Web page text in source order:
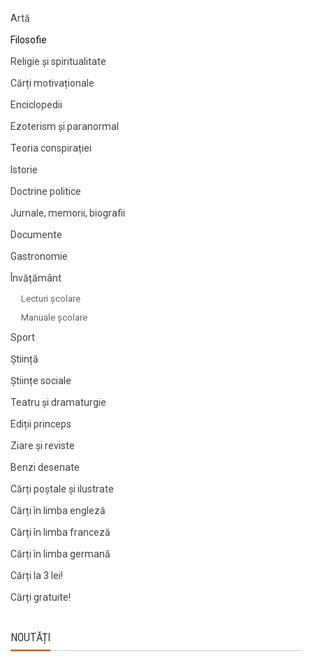
Artă
Filosofie
Religie și spiritualitate
Cărți motivaționale
Enciclopedii
Ezoterism și paranormal
Teoria conspirației
Istorie
Doctrine politice
Jurnale, memorii, biografii
Documente
Gastronomie
Învățământ
Lecturi şcolare
Manuale şcolare
Sport
Știință
Științe sociale
Teatru și dramaturgie
Ediții princeps
Ziare şi reviste
Benzi desenate
Cărți poștale și ilustrate
Cărți în limba engleză
Cărți în limba franceză
Cărți în limba germană
Cărți la 3 lei!
Cărți gratuite!
NOUTĂȚI